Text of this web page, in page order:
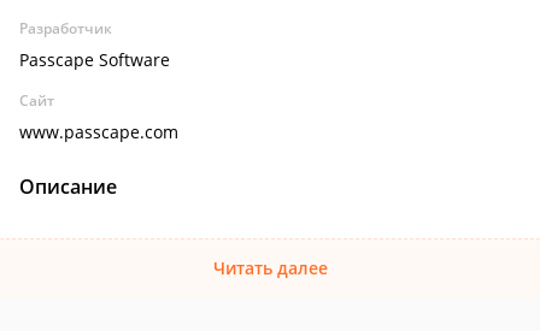
Разработчик
Passcape Software
Сайт
www.passcape.com
Описание
Читать далее